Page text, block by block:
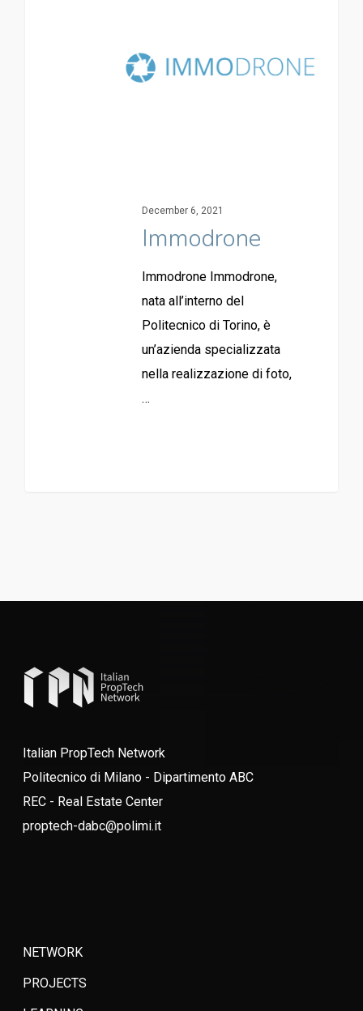
December 6, 2021
Immodrone
Immodrone Immodrone,
nata all’interno del
Politecnico di Torino, è
un’azienda specializzata
nella realizzazione di foto,
…
Italian PropTech Network
Politecnico di Milano - Dipartimento ABC
REC - Real Estate Center
proptech-dabc@polimi.it
NETWORK
PROJECTS